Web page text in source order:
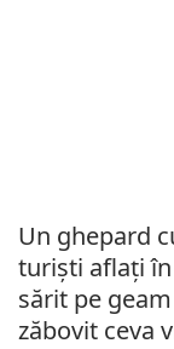
Un ghepard
turişti aflaţi în
sărit pe
zăbovit ceva